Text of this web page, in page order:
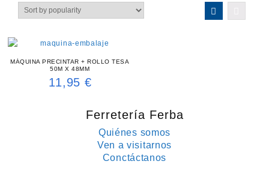
MÁQUINA PRECINTAR + ROLLO TESA
50M X 48MM
11,95 €
Ferretería Ferba
Quiénes somos
Ven a visitarnos
Conctáctanos